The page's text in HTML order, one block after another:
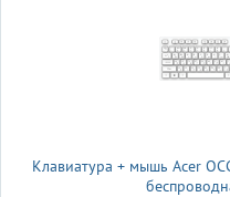
Клавиатура + мышь Acer